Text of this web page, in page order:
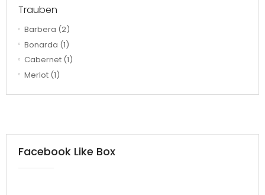
Trauben
Barbera (2)
Bonarda (1)
Cabernet (1)
Merlot (1)
Facebook Like Box